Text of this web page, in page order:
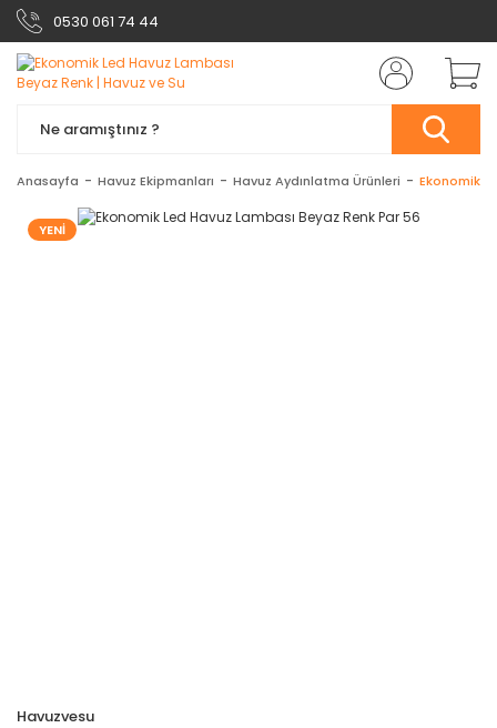
0530 061 74 44
Anasayfa Havuz Ekipmanları Havuz Aydınlatma Ürünleri Ekonomik
YENİ
Havuzvesu